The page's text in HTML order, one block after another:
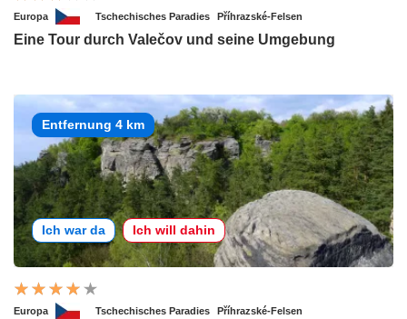
Europa Tschechisches Paradies Příhrazské-Felsen
Eine Tour durch Valečov und seine Umgebung
Entfernung 4 km
Ich war da Ich will dahin
Europa Tschechisches Paradies Příhrazské-Felsen